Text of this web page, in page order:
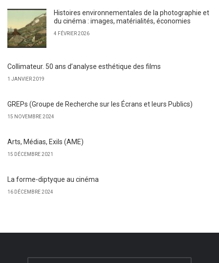
Histoires environnementales de la photographie et
du cinéma : images, matérialités, économies
4 FÉVRIER 2026
Collimateur. 50 ans d’analyse esthétique des films
1 JANVIER 2019
GREPs (Groupe de Recherche sur les Écrans et leurs Publics)
15 NOVEMBRE 2024
Arts, Médias, Exils (AME)
15 DÉCEMBRE 2021
La forme-diptyque au cinéma
16 DÉCEMBRE 2024